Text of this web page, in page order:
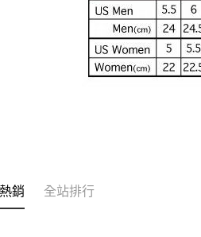
銷 全站排行